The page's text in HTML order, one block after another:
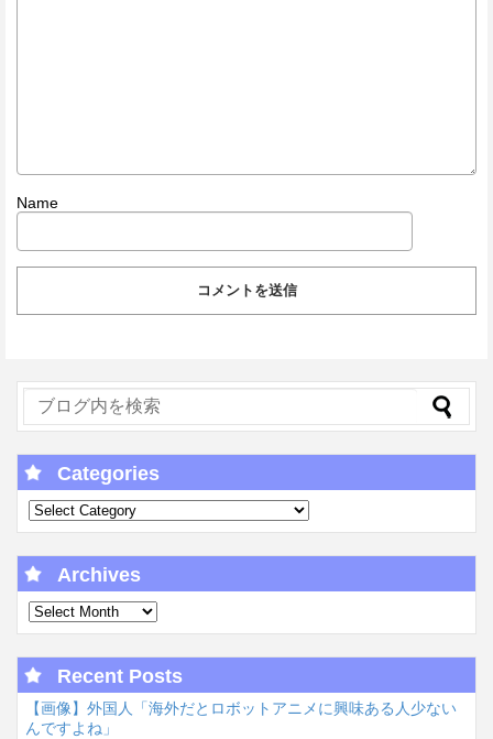
Name
Categories
Archives
Recent Posts
【画像】外国人「海外だとロボットアニメに興味ある人少ない
んですよね」